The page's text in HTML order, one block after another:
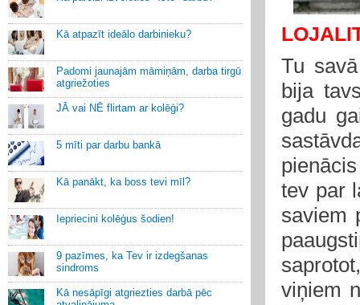
Kā atpazīt ideālo darbinieku?
Padomi jaunajām māmiņām, darba tirgū
atgriežoties
JĀ vai NĒ flirtam ar kolēģi?
5 mīti par darbu bankā
Kā panākt, ka boss tevi mīl?
Iepriecini kolēģus šodien!
9 pazīmes, ka Tev ir izdegšanas
sindroms
Kā nesāpīgi atgriezties darbā pēc
Tu
bija
gadu
tev par
saviem
viņiem